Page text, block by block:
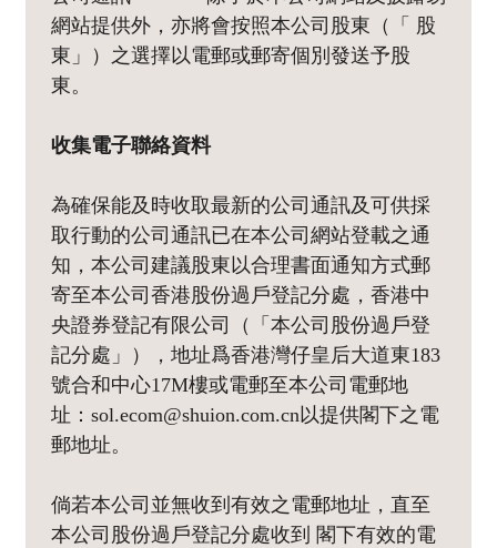
網站提供外，亦將會按照本公司股東（「 股
東」）之選擇以電郵或郵寄個別發送予股
東。
收集電子聯絡資料
為確保能及時收取最新的公司通訊及可供採
取行動的公司通訊已在本公司網站登載之通
知，本公司建議股東以合理書面通知方式郵
寄至本公司香港股份過戶登記分處，香港中
央證券登記有限公司（「本公司股份過戶登
記分處」），地址爲香港灣仔皇后大道東183
號合和中心17M樓或電郵至本公司電郵地
址：sol.ecom@shuion.com.cn以提供閣下之電
郵地址。
倘若本公司並無收到有效之電郵地址，直至
本公司股份過戶登記分處收到 閣下有效的電